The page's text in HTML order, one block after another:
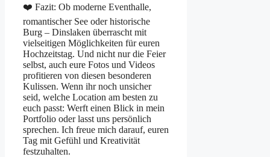
❤️ Fazit: Ob moderne Eventhalle,
romantischer See oder historische
Burg – Dinslaken überrascht mit
vielseitigen Möglichkeiten für euren
Hochzeitstag. Und nicht nur die Feier
selbst, auch eure Fotos und Videos
profitieren von diesen besonderen
Kulissen. Wenn ihr noch unsicher
seid, welche Location am besten zu
euch passt: Werft einen Blick in mein
Portfolio oder lasst uns persönlich
sprechen. Ich freue mich darauf, euren
Tag mit Gefühl und Kreativität
festzuhalten.